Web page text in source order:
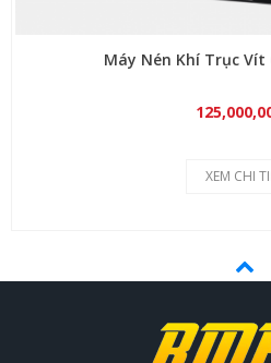
Máy Nén Khí Trục Vít
XEM CHI